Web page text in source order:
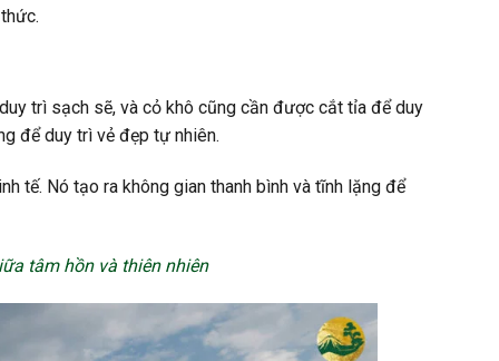
trì sạch sẽ, và cỏ khô cũng cần được cắt tỉa để duy
để duy trì vẻ đẹp tự nhiên.
tế. Nó tạo ra không gian thanh bình và tĩnh lặng để
tâm hồn và thiên nhiên